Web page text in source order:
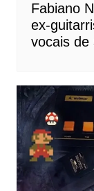
Fabiano
ex-
vocais de